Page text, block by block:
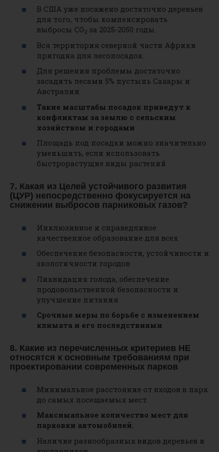
В США уже посажено достаточно деревьев
для того, чтобы компенсировать
выбросы СО2 за 2025-2050 годы
Вся территория северной части Африки
пригодна для лесопосадок
Для решения проблемы достаточно
засадить лесами 5% пустынь Сахары и
Австралии
Такие масштабы посадок приведут к
конфликтам за землю с сельским
хозяйством и городами
Площадь под посадки можно значительно
уменьшить, если использовать
быстрорастущие виды растений
7. Какая из Целей устойчивого развития
(ЦУР) непосредственно фокусируется на
снижении выбросов парниковых газов?
Инклюзивное и справедливое
качественное образование для всех
Обеспечение безопасности, устойчивости и
экологичности городов
Ликвидация голода, обеспечение
продовольственной безопасности и
улучшение питания
Срочные меры по борьбе с изменением
климата и его последствиями
8. Какие из перечисленных критериев НЕ
относятся к основным требованиям при
проектировании современных парков
Минимальное расстояние от входов в парк
до самых посещаемых мест.
Максимальное количество мест для
парковки автомобилей.
Наличие разнообразных видов деревьев и